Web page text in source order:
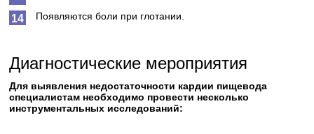
Появляются боли при глотании.
Диагностические мероприятия
Для выявления недостаточности кардии пищевода
специалистам необходимо провести несколько
инструментальных исследований: